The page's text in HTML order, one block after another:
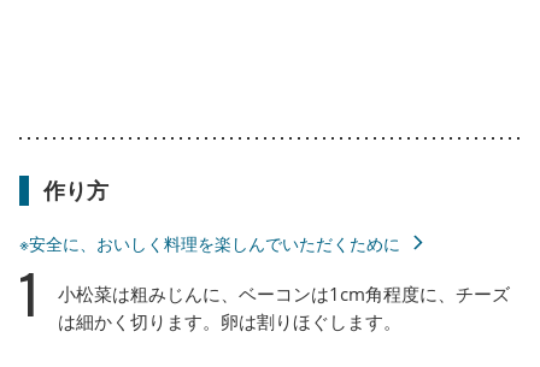
作り方
※安全に、おいしく料理を楽しんでいただくために
1
小松菜は粗みじんに、ベーコンは1cm角程度に、チーズ
は細かく切ります。卵は割りほぐします。